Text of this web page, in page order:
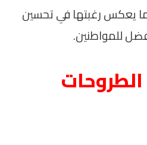
يعكس رغبتها في تحسين
للمواطنين.